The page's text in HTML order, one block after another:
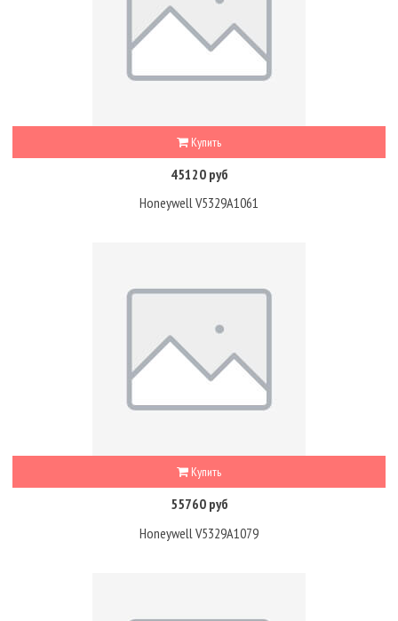
Купить
45120 руб
Honeywell V5329A1061
Купить
55760 руб
Honeywell V5329A1079